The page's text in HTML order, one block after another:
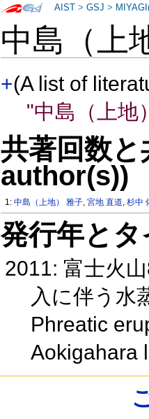
中島（上
+(A list of
"中島（上地
共著回数
author(s))
1:中島（上地） 雅子,宮地 直道,杉中
発行年と
2011: 富士火
入に伴う水
Phreatic
Aokigahara
AIST >GSJ >